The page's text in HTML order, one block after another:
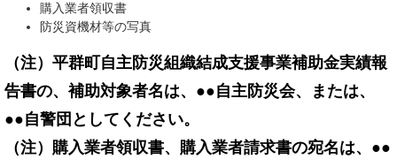
購入業者領収書
防災資機材等の写真
（注）平群町自主防災組織結成支援事業補助金実績報
告書の、補助対象者名は、●●自主防災会、または、
●●自警団としてください。
（注）購入業者領収書、購入業者請求書の宛名は、●●